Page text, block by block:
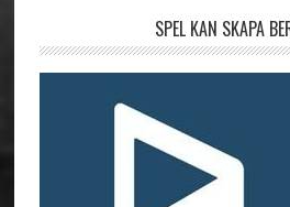
SPEL KAN SKAPA